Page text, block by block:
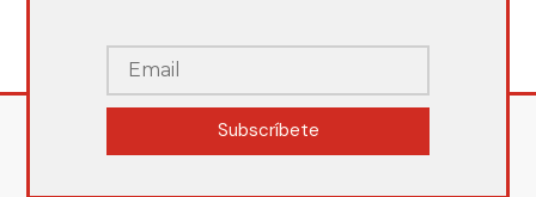
Subscríbete